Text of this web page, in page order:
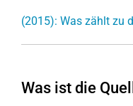
(2015): Was zählt zu
Was ist die